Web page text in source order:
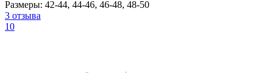
Размеры: 42-44, 44-46, 46-48, 48-50
3 отзыва
10